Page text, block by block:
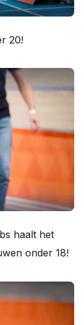
20!
haalt het
onder 18!